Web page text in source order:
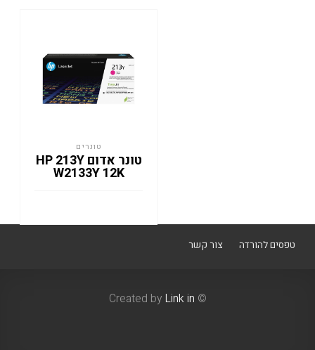
טונרים
טונר אדום HP 213Y
W2133Y 12K
טפסים להורדה צור קשר
© Created by
Link in